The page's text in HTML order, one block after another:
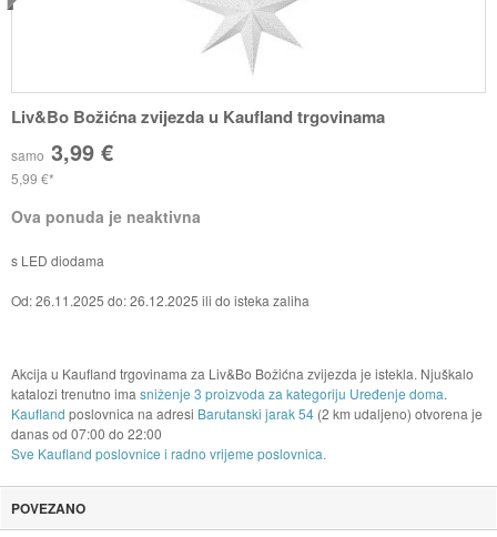
Liv&Bo Božićna zvijezda u Kaufland trgovinama
samo 3,99 €
5,99 €
Ova ponuda je neaktivna
s LED diodama
Od: 26.11.2025 do: 26.12.2025 ili do isteka zaliha
Akcija u Kaufland trgovinama za Liv&Bo Božićna zvijezda je istekla. Njuškalo
katalozi trenutno ima sniženje 3 proizvoda za kategoriju Uređenje doma.
Kaufland poslovnica na adresi Barutanski jarak 54(2 km udaljeno) otvorena je
danas od 07:00 do 22:00
Sve Kaufland poslovnice i radno vrijeme poslovnica.
POVEZANO